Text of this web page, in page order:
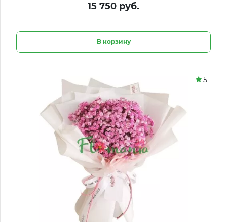
15 750 руб.
В корзину
5